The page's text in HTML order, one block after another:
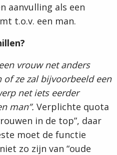
aanvulling als een
t.o.v. een man.
vrouw net anders
of ze zal bijvoorbeeld een
net iets eerder
man”. Verplichte quota
in de top”, daar
moet de functie
zo zijn van “oude